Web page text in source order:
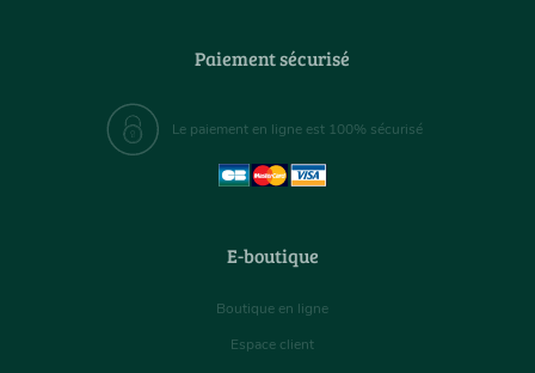
Paiement sécurisé
Le paiement en ligne est 100% sécurisé
E-boutique
Boutique en ligne
Espace client